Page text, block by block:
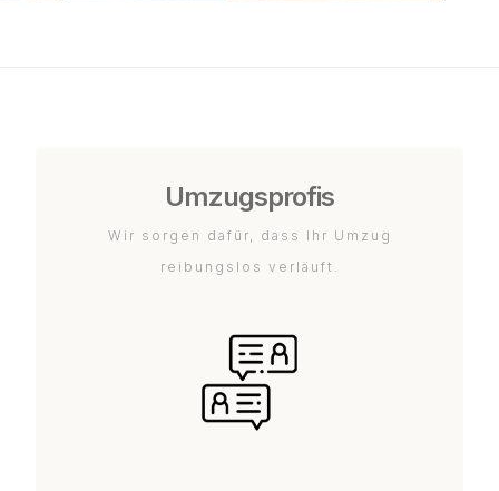
Umzugsprofis
Wir sorgen dafür, dass Ihr Umzug
reibungslos verläuft.